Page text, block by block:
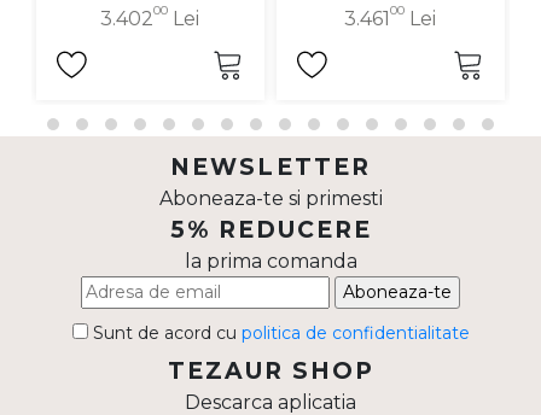
3.40200 Lei 3.46100 Lei
NEWSLETTER
Aboneaza-te si primesti
5% REDUCERE
la prima comanda
Aboneaza-te
Sunt de acord cu politica de confidentialitate
TEZAUR SHOP
Descarca aplicatia